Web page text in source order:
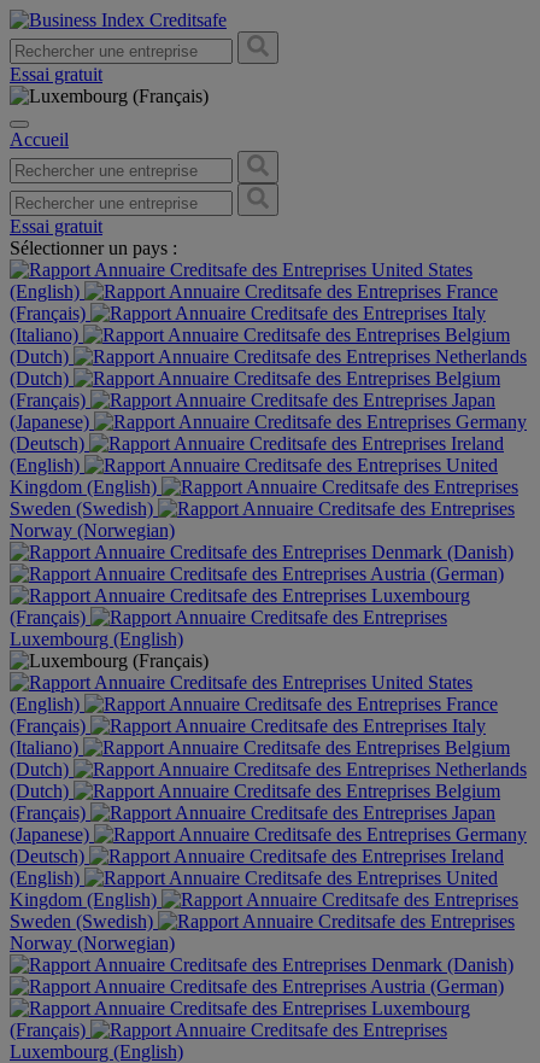
Essai gratuit
Accueil
Essai gratuit
Sélectionner un pays :
United States
(English)
France
(Français)
Italy
(Italiano)
Belgium
(Dutch)
Netherlands
(Dutch)
Belgium
(Français)
Japan
(Japanese)
Germany
(Deutsch)
Ireland
(English)
United
Kingdom (English)
Sweden (Swedish)
Norway (Norwegian)
Denmark (Danish)
Austria (German)
Luxembourg
(Français)
Luxembourg (English)
United States
(English)
France
(Français)
Italy
(Italiano)
Belgium
(Dutch)
Netherlands
(Dutch)
Belgium
(Français)
Japan
(Japanese)
Germany
(Deutsch)
Ireland
(English)
United
Kingdom (English)
Sweden (Swedish)
Norway (Norwegian)
Denmark (Danish)
Austria (German)
Luxembourg
(Français)
Luxembourg (English)